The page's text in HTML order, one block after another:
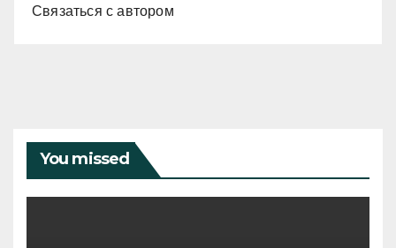
Связаться с автором
You missed